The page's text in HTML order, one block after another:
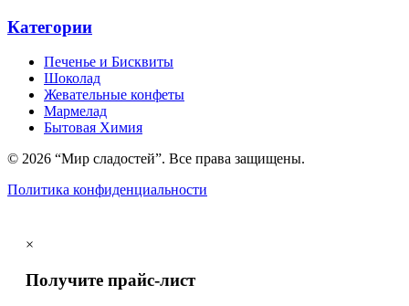
Категории
Печенье и Бисквиты
Шоколад
Жевательные конфеты
Мармелад
Бытовая Химия
© 2026 “Мир сладостей”. Все права защищены.
Политика конфиденциальности
×
Получите прайс-лист